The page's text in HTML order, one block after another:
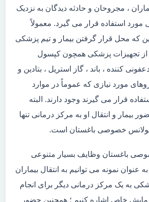
، مجروحان و حادثه دیدگان به نزدیک
مورد استفاده قرار می گیرد. معمولاً
که محل قرار گرفتن بیمار و تیم پزشکی
تجهیزات پزشکی همچون کپسول
کننده ، باند ، گاز استریل ، بتادین و
مورد نیازی که عموماً در موارد
قرار می گیرند وجود دارند. البته
بیمار و انتقال او به مرکز درمانی تنها
خصوصی باغستان است.
باغستان وظایف بسیار متنوعی
عنوان نمونه می توانیم به انتقال بیماران
به یک مرکز درمانی دیگر برای انجام
خاص اشاره کنیم ؛ همچنین حضور